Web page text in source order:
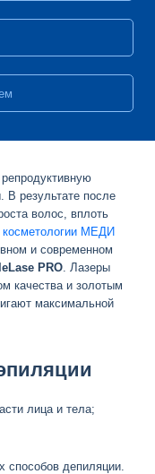
результате после
волос, вплоть
косметологии МЕДИ
и современном
PRO. Лазеры
качества и золотым
максимальной
лица и тела;
способов депиляции.